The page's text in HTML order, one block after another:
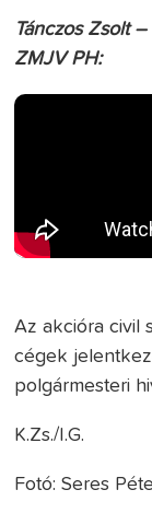
Tánczos Zsolt
ZMJV PH:
Az akcióra civil
cégek
polgármesteri
K.Zs./I.G.
Fotó: Seres